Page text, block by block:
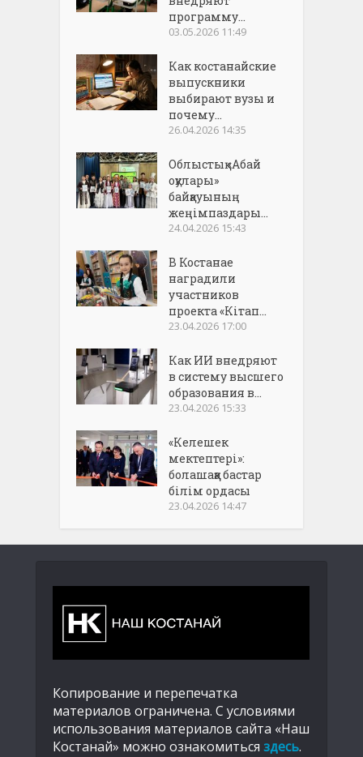
программу...
03.05.2026 11:49
Как костанайские
выпускники
выбирают вузы и
почему...
26.04.2026 14:35
Облыстық «Абай
оқулары»
байқауының
жеңімпаздары...
24.04.2026 15:43
В Костанае
наградили
участников
проекта «Кітап...
23.04.2026 17:00
Как ИИ внедряют
в систему высшего
образования в...
23.04.2026 15:33
«Келешек
мектептері»:
болашаққа бастар
білім ордасы
23.04.2026 14:47
Копирование и перепечатка
материалов ограничена. С условиями
использования материалов сайта «Наш
Костанай» можно ознакомиться здесь.